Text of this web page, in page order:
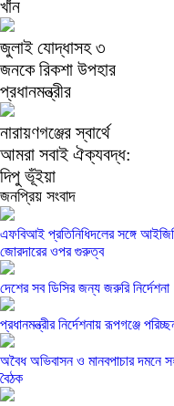
খাঁন
জুলাই যোদ্ধাসহ ৩
জনকে রিকশা উপহার
প্রধানমন্ত্রীর
নারায়ণগঞ্জের স্বার্থে
আমরা সবাই ঐক্যবদ্ধ:
দিপু ভূঁইয়া
জনপ্রিয় সংবাদ
এফবিআই প্রতিনিধিদলের সঙ্গে
জোরদারের ওপর গুরুত্ব
দেশের সব ডিসির জন্য জরুরি নির্দেশনা
প্রধানমন্ত্রীর নির্দেশনায় রূপগঞ্জে
অবৈধ অভিবাসন ও মানবপাচার দমনে
বৈঠক